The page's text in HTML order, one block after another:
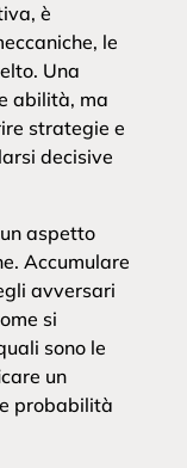
è
le
Una
abilità, ma
strategie e
decisive
aspetto
Accumulare
avversari
si
sono le
un
probabilità